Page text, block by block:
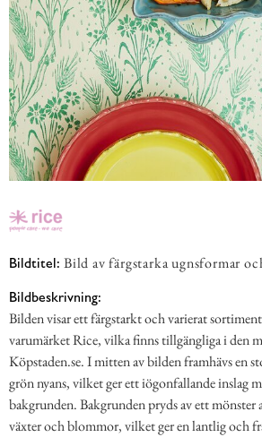
Bildtitel: Bild av färgstarka ugnsformar
Bildbeskrivning:
Bilden visar ett färgstarkt och varierat
varumärket Rice, vilka finns tillgängliga i den
Köpstaden.se. I mitten av bilden framhävs en
grön nyans, vilket ger ett iögonfallande inslag
bakgrunden. Bakgrunden pryds av ett mönster
växter och blommor, vilket ger en lantlig och